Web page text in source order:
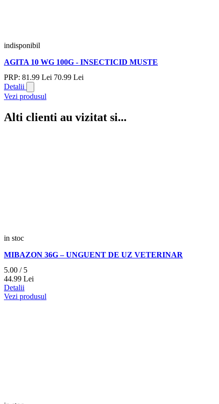
indisponibil
AGITA 10 WG 100G - INSECTICID MUSTE
PRP: 81.99 Lei 70.99 Lei
Detalii
Vezi produsul
Alti clienti au vizitat si...
in stoc
MIBAZON 36G – UNGUENT DE UZ VETERINAR
5.00 / 5
44.99 Lei
Detalii
Vezi produsul